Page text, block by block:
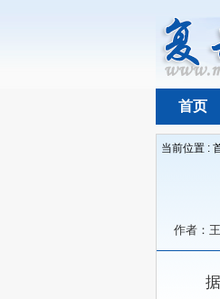
首页
当前位置 :
作者：
据英